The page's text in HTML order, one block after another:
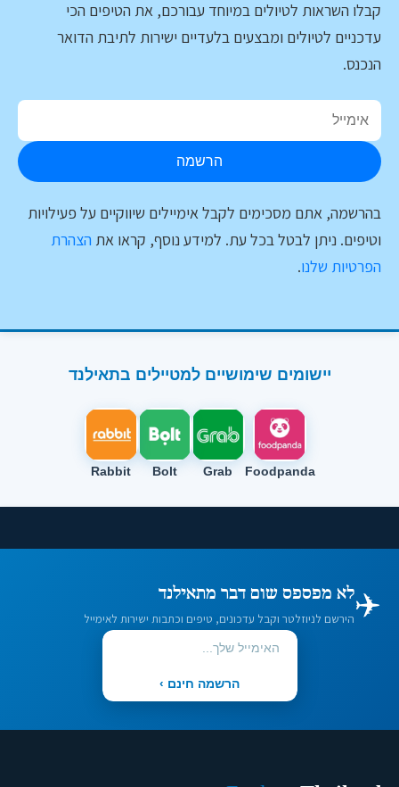
קבלו השראות לטיולים במיוחד עבורכם, את הטיפים הכי
עדכניים לטיולים ומבצעים בלעדיים ישירות לתיבת הדואר
הנכנס.
הרשמה
בהרשמה, אתם מסכימים לקבל אימיילים שיווקיים על פעילויות
וטיפים. ניתן לבטל בכל עת. למידע נוסף, קראו את הצהרת
הפרטיות שלנו.
יישומים שימושיים למטיילים בתאילנד
Foodpanda
Grab
Bolt
Rabbit
✈️לא מפספס שום דבר מתאילנד
הירשם לניוזלטר וקבל עדכונים, טיפים וכתבות ישירות לאימייל
הרשמה חינם ›